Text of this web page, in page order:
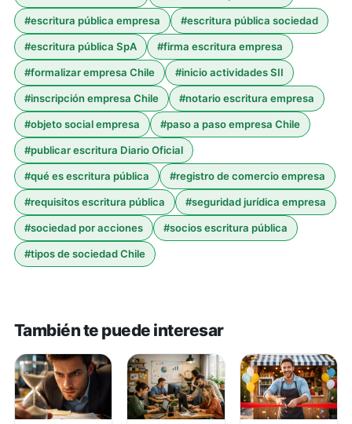
#escritura pública empresa #escritura pública sociedad
#escritura pública SpA #firma escritura empresa
#formalizar empresa Chile #inicio actividades SII
#inscripción empresa Chile #notario escritura empresa
#objeto social empresa #paso a paso empresa Chile
#publicar escritura Diario Oficial
#qué es escritura pública #registro de comercio empresa
#requisitos escritura pública #seguridad jurídica empresa
#sociedad por acciones #socios escritura pública
#tipos de sociedad Chile
También te puede interesar